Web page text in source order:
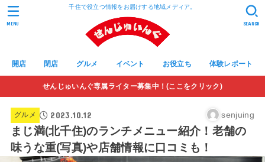
千住で役立つ情報をお届けする地域メディア。
開店 閉店 グルメ イベント お役立ち 体験レポート
SEARCH
MENU
せんじゅいんぐ専属ライター募集中！(ここをクリック)
グルメ 2023.10.12 senjuing
まじ満(北千住)のランチメニュー紹介！老舗の
味うな重(写真)や店舗情報に口コミも！